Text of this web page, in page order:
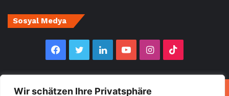
Wir schätzen Ihre Privatsphäre
Sosyal Medya
Facebook
TwitterLinkedInYouTubeInstagram